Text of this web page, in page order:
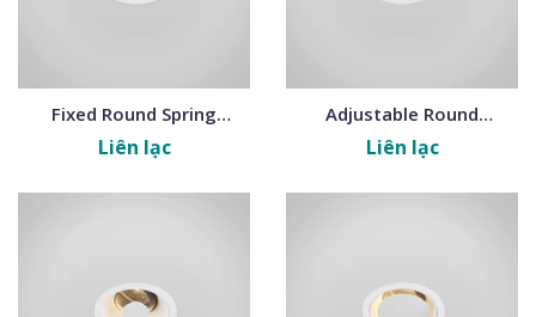
Fixed Round Spring
Frames
Liên lạc
Adjustable Round
Trimless Frames
Liên lạc